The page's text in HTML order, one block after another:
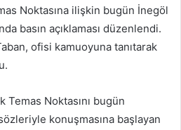
Noktasına ilişkin bugün İnegöl
basın açıklaması düzenlendi.
ofisi kamuoyuna tanıtarak
Noktasını bugün
konuşmasına başlayan